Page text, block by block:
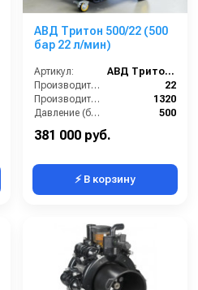
АВД Тритон 500/22 (500
бар 22 л/мин)
Артикул:
АВД Тритон 500/22
Производительность (л/мин):
22
Производительность (л/ч):
1320
Давление (бар):
500
381 000 руб.
⚡ В корзину